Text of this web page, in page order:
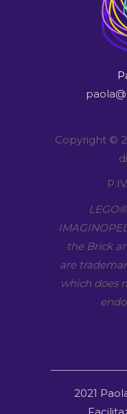
Copyright ©
the Brick
are
which does
2021